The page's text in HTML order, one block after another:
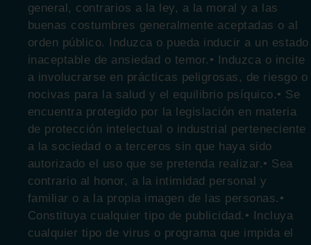
general, contrarios a la ley, a la moral y a las
buenas costumbres generalmente aceptadas o al
orden público. Induzca o pueda inducir a un estado
inaceptable de ansiedad o temor.• Induzca o incite
a involucrarse en prácticas peligrosas, de riesgo o
nocivas para la salud y el equilibrio psíquico.• Se
encuentra protegido por la legislación en materia
de protección intelectual o industrial perteneciente
a la sociedad o a terceros sin que haya sido
autorizado el uso que se pretenda realizar.• Sea
contrario al honor, a la intimidad personal y
familiar o a la propia imagen de las personas.•
Constituya cualquier tipo de publicidad.• Incluya
cualquier tipo de virus o programa que impida el